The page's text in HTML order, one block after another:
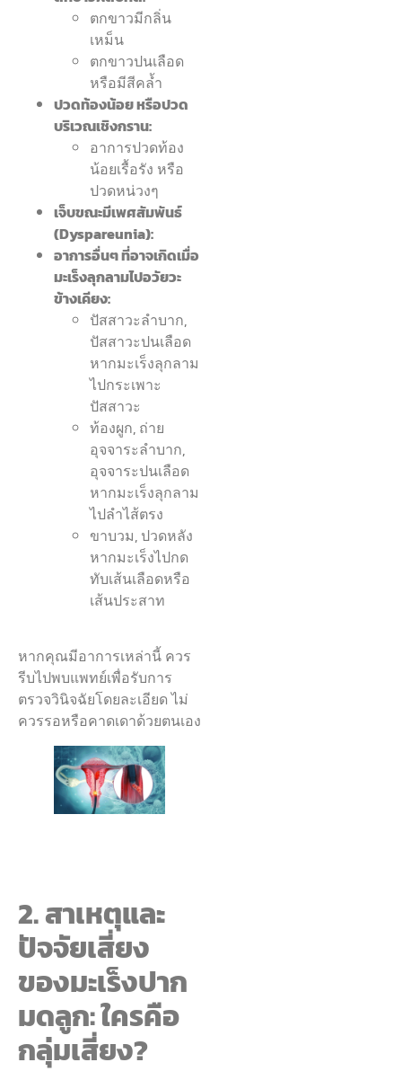
ตกขาวมีกลิ่น
เหม็น
ตกขาวปนเลือด
หรือมีสีคล้ำ
ปวดท้องน้อย หรือปวด
บริเวณเชิงกราน:
อาการปวดท้อง
น้อยเรื้อรัง หรือ
ปวดหน่วงๆ
เจ็บขณะมีเพศสัมพันธ์
(Dyspareunia):
อาการอื่นๆ ที่อาจเกิดเมื่อ
มะเร็งลุกลามไปอวัยวะ
ข้างเคียง:
ปัสสาวะลำบาก,
ปัสสาวะปนเลือด
หากมะเร็งลุกลาม
ไปกระเพาะ
ปัสสาวะ
ท้องผูก, ถ่าย
อุจจาระลำบาก,
อุจจาระปนเลือด
หากมะเร็งลุกลาม
ไปลำไส้ตรง
ขาบวม, ปวดหลัง
หากมะเร็งไปกด
ทับเส้นเลือดหรือ
เส้นประสาท
หากคุณมีอาการเหล่านี้ ควร
รีบไปพบแพทย์เพื่อรับการ
ตรวจวินิจฉัยโดยละเอียด ไม่
ควรรอหรือคาดเดาด้วยตนเอง
2. สาเหตุและ
ปัจจัยเสี่ยง
ของมะเร็งปาก
มดลูก: ใครคือ
กลุ่มเสี่ยง?